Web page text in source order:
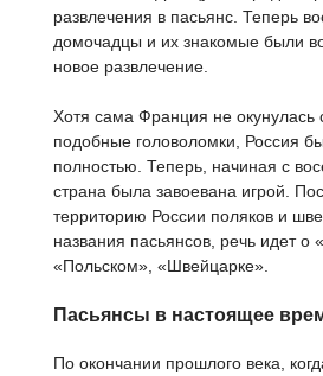
развлечения в пасьянс. Теперь
домочадцы и их знакомые были
новое развлечение.
Хотя сама Франция не окунулась
подобные головоломки, Россия
полностью. Теперь, начиная с
страна была завоевана игрой.
территорию России поляков и
названия пасьянсов, речь идет о
«Польском», «Швейцарке».
Пасьянсы в настоящее
По окончании прошлого века,